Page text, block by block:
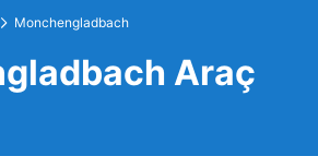
Monchengladbach
Araç